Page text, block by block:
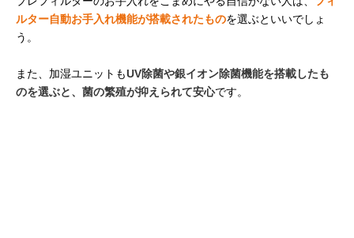
ルター自動お手入れ機能が搭載されたものを選ぶといいでしょ
う。
また、加湿ユニットもUV除菌や銀イオン除菌機能を搭載したも
のを選ぶと、菌の繁殖が抑えられて安心です。